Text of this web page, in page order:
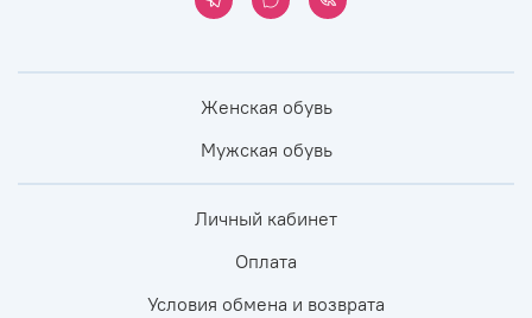
Женская обувь
Мужская обувь
Личный кабинет
Оплата
Условия обмена и возврата